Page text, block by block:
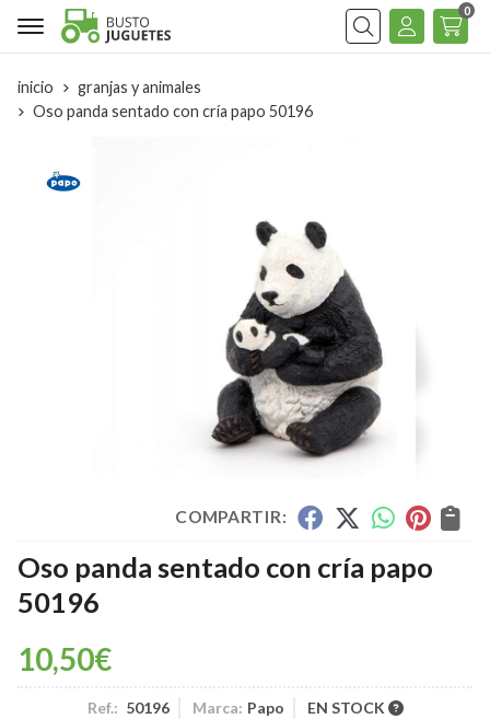
Buscar
0
inicio
granjas y animales
Oso panda sentado con cría papo 50196
COMPARTIR:
Oso panda sentado con cría papo
50196
10,50€
Ref.: 50196 Marca: Papo EN STOCK